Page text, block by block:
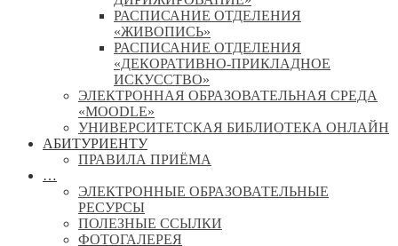
РАСПИСАНИЕ ОТДЕЛЕНИЯ
«ЖИВОПИСЬ»
РАСПИСАНИЕ ОТДЕЛЕНИЯ
«ДЕКОРАТИВНО-ПРИКЛАДНОЕ
ИСКУССТВО»
ЭЛЕКТРОННАЯ ОБРАЗОВАТЕЛЬНАЯ СРЕДА
«MOODLE»
УНИВЕРСИТЕТСКАЯ БИБЛИОТЕКА ОНЛАЙН
АБИТУРИЕНТУ
ПРАВИЛА ПРИЁМА
…
ЭЛЕКТРОННЫЕ ОБРАЗОВАТЕЛЬНЫЕ
РЕСУРСЫ
ПОЛЕЗНЫЕ ССЫЛКИ
ФОТОГАЛЕРЕЯ